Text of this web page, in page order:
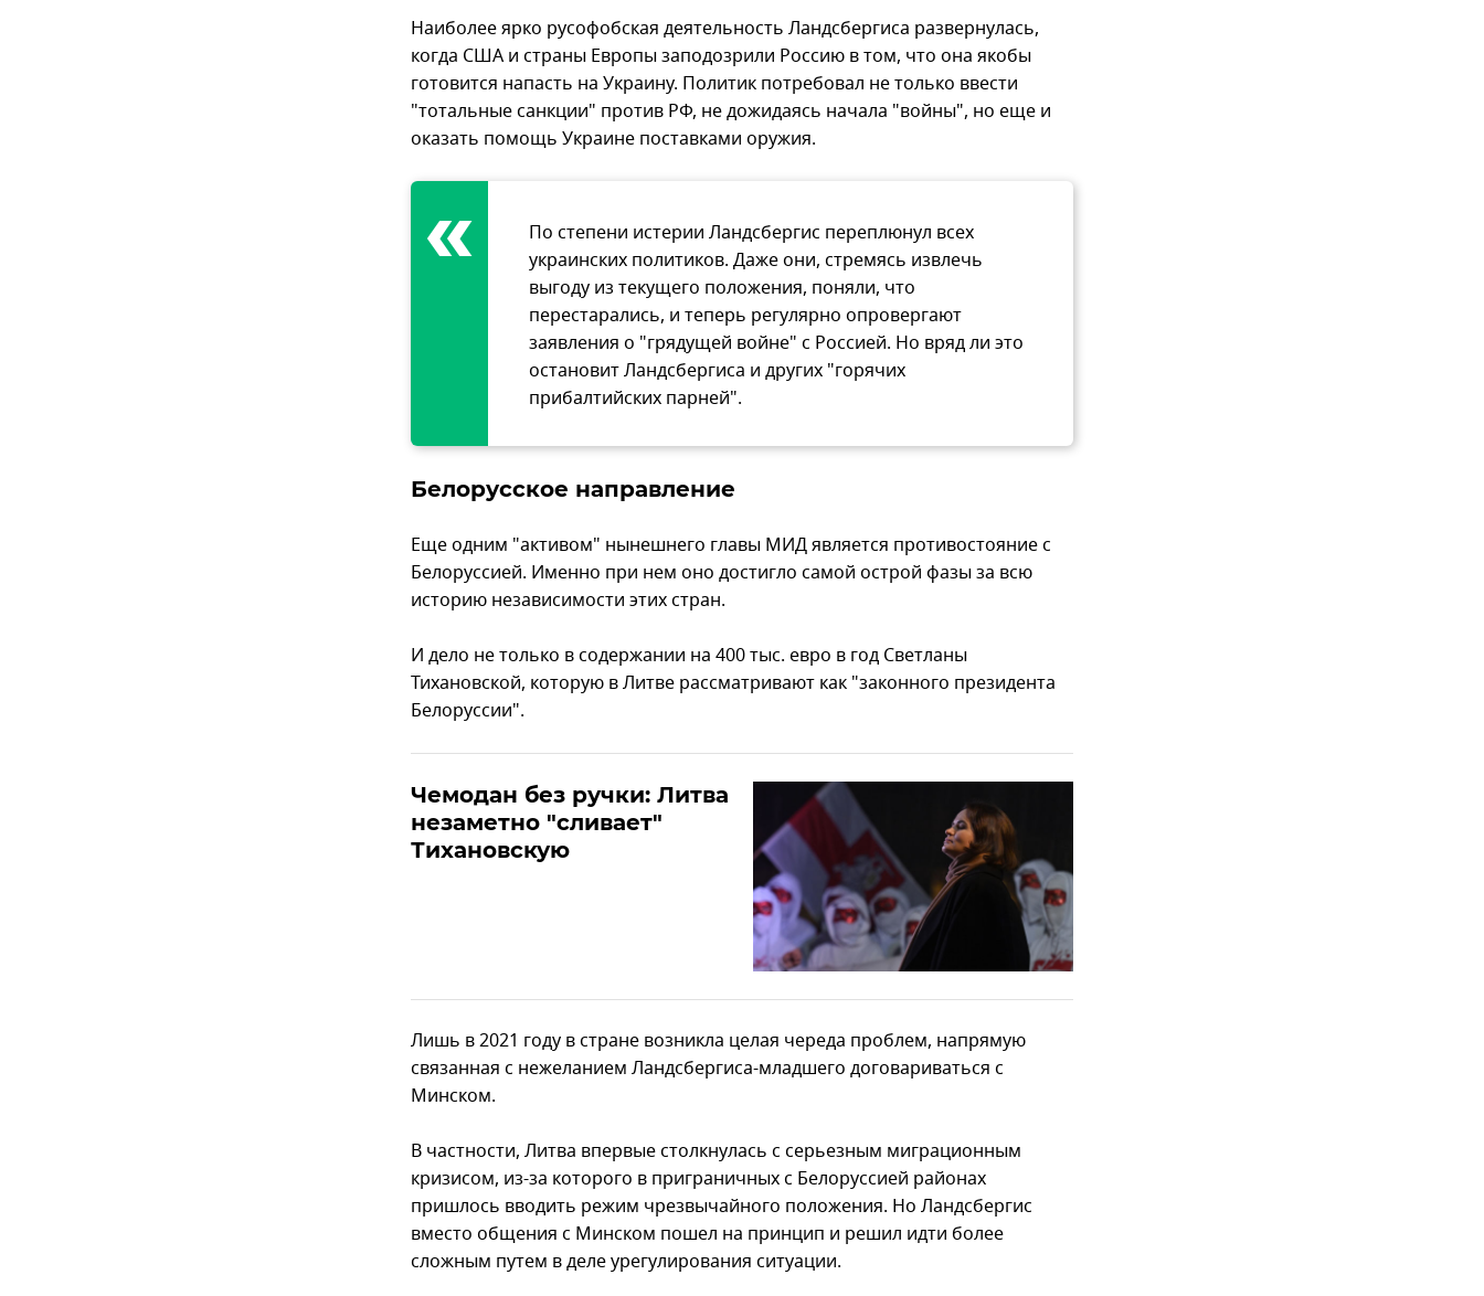
Наиболее ярко русофобская деятельность Ландсбергиса развернулась,
когда США и страны Европы заподозрили Россию в том, что она якобы
готовится напасть на Украину. Политик потребовал не только ввести
"тотальные санкции" против РФ, не дожидаясь начала "войны", но еще и
оказать помощь Украине поставками оружия.
По степени истерии Ландсбергис переплюнул всех
украинских политиков. Даже они, стремясь извлечь
выгоду из текущего положения, поняли, что
перестарались, и теперь регулярно опровергают
заявления о "грядущей войне" с Россией. Но вряд ли это
остановит Ландсбергиса и других "горячих
прибалтийских парней".
Белорусское направление
Еще одним "активом" нынешнего главы МИД является противостояние с
Белоруссией. Именно при нем оно достигло самой острой фазы за всю
историю независимости этих стран.
И дело не только в содержании на 400 тыс. евро в год Светланы
Тихановской, которую в Литве рассматривают как "законного президента
Белоруссии".
Чемодан без ручки: Литва
незаметно "сливает"
Тихановскую
Лишь в 2021 году в стране возникла целая череда проблем, напрямую
связанная с нежеланием Ландсбергиса-младшего договариваться с
Минском.
В частности, Литва впервые столкнулась с серьезным миграционным
кризисом, из-за которого в приграничных с Белоруссией районах
пришлось вводить режим чрезвычайного положения. Но Ландсбергис
вместо общения с Минском пошел на принцип и решил идти более
сложным путем в деле урегулирования ситуации.